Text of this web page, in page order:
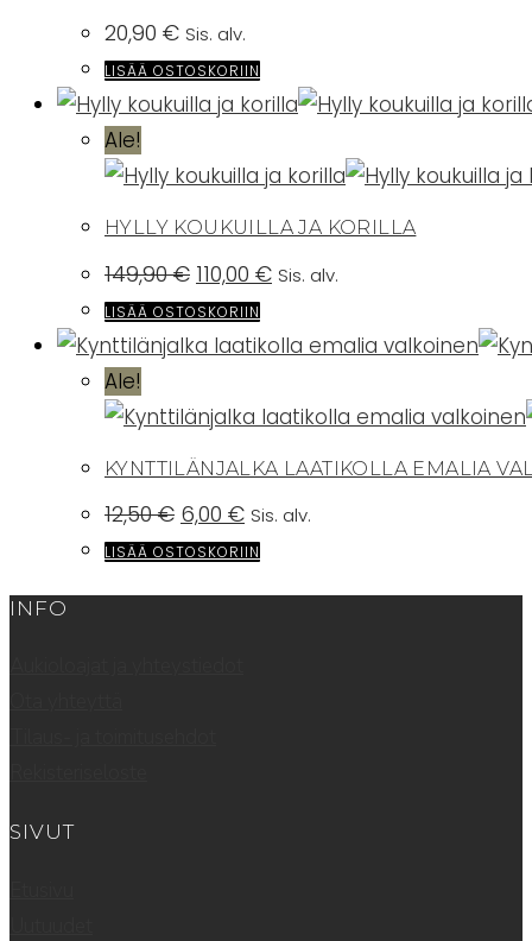
20,90 € Sis. alv.
LISÄÄ OSTOSKORIIN
Ale!
HYLLY KOUKUILLA JA KORILLA
149,90€ Alkuperäinen
hinta
oli:
149,90 €.
110,00 €Nykyinen
hinta
Sis. alv.
LISÄÄ OSTOSKORIIN
Ale!
KYNTTILÄNJALKA LAATIKOLLA EMALIA
12,50€ Alkuperäinen
hinta
oli:
12,50 €.
6,00 €Nykyinen
hinta
on:
6,00 €.
Sis. alv.
LISÄÄ OSTOSKORIIN
INFO
SIVUT